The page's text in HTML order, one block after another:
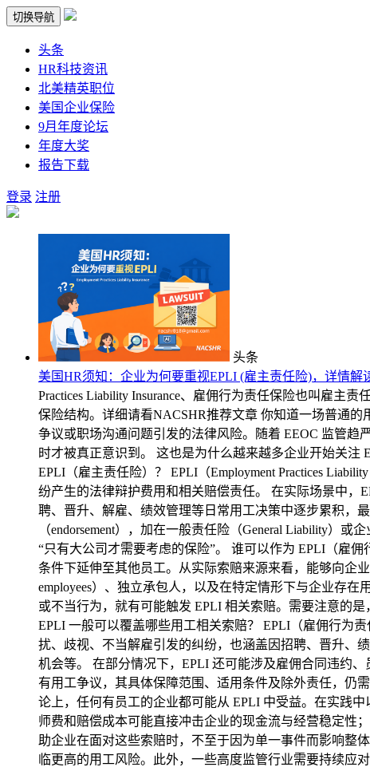
切换导航
头条
HR科技资讯
北美精英职位
美国企业保险
9月年度论坛
年度大奖
报告下载
登录 注册
头条
美国HR须知：企业为何要重视EPLI (雇主责任险)，详情解
Practices Liability Insurance、雇佣行为责任保险也叫雇主
保险结构。详细请看NACSHR推荐文章 你知道一场普通
争议或职场沟通问题引发的法律风险。随着 EEOC 监管
时才被真正意识到。 这也是为什么越来越多企业开始关
EPLI（雇主责任险）？ EPLI（Employment Practices
纷产生的法律辩护费用和相关赔偿责任。 在实际场景中，
聘、晋升、解雇、绩效管理等日常用工决策中逐步累积，
（endorsement），加在一般责任险（General Liability）
“只有大公司才需要考虑的保险”。 谁可以作为 EPLI（雇
条件下延伸至其他员工。从实际索赔来源来看，能够向企
employees）、独立承包人，以及在特定情形下与企业存
或不当行为，就有可能触发 EPLI 相关索赔。需要注意的
EPLI 一般可以覆盖哪些用工相关索赔？ EPLI（雇佣行为
扰、歧视、不当解雇引发的纠纷，也涵盖因招聘、晋升、
机会等。 在部分情况下，EPLI 还可能涉及雇佣合同违约
有用工争议，其具体保障范围、适用条件及除外责任，仍
论上，任何有员工的企业都可能从 EPLI 中受益。在实践
师费和赔偿成本可能直接冲击企业的现金流与经营稳定性
助企业在面对这些索赔时，不至于因为单一事件而影响整
临更高的用工风险。此外，一些高度监管行业需要持续应